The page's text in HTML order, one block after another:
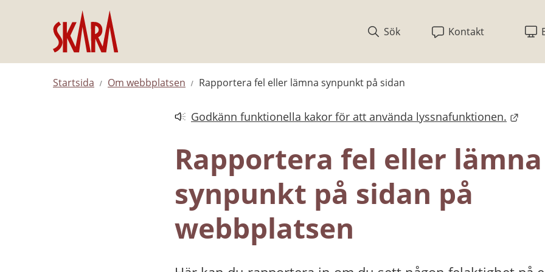
Hoppa till innehåll
Sök
Kontakt
Startsida Om webbplatsen Rapportera fel eller lämna synpunkt på sidan
Godkänn funktionella kakor för att använda lyssnafunktionen.
Länk till annan webbplats.
Rapportera fel eller lämna
synpunkt på sidan på
webbplatsen